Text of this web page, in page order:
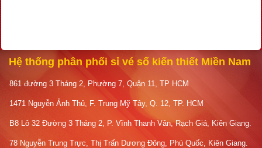
Hệ thống phân phối sỉ vé số kiến thiết Miền Nam
861 đường 3 Tháng 2, Phường 7, Quận 11, TP HCM
1471 Nguyễn Ảnh Thủ, F. Trung Mỹ Tây, Q. 12, TP. HCM
B8 Lô 32 Đường 3 Tháng 2, P. Vĩnh Thanh Vân, Rạch Giá, Kiên Giang.
78 Nguyễn Trung Trực, Thị Trấn Dương Đông, Phú Quốc, Kiên Giang.